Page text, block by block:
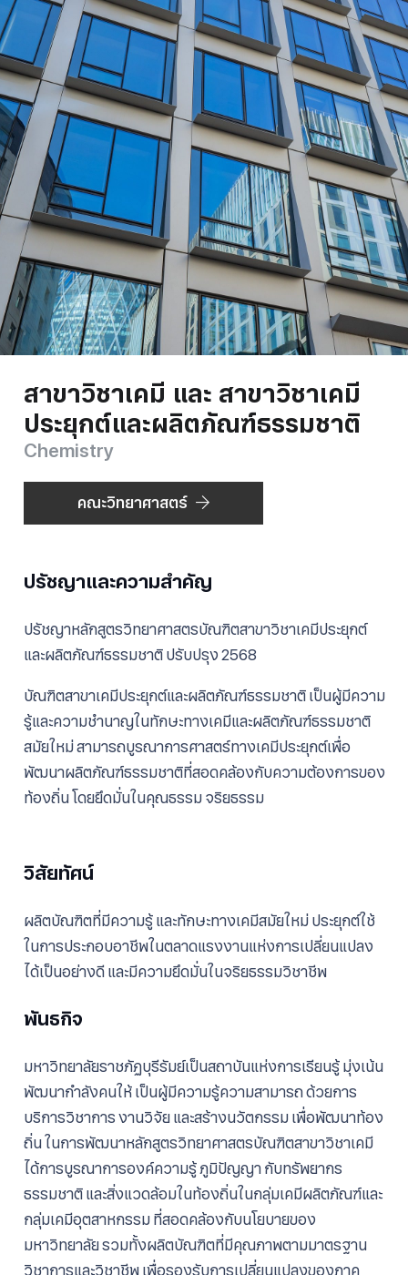
สาขาวิชาเคมี และ สาขาวิชาเคมี
ประยุกต์และผลิตภัณฑ์ธรรมชาติ
Chemistry
คณะวิทยาศาสตร์
ปรัชญาและความสำคัญ
ปรัชญาหลักสูตรวิทยาศาสตรบัณฑิตสาขาวิชาเคมีประยุกต์
และผลิตภัณฑ์ธรรมชาติ ปรับปรุง 2568
บัณฑิตสาขาเคมีประยุกต์และผลิตภัณฑ์ธรรมชาติ เป็นผู้มีความ
รู้และความชำนาญในทักษะทางเคมีและผลิตภัณฑ์ธรรมชาติ
สมัยใหม่ สามารถบูรณาการศาสตร์ทางเคมีประยุกต์เพื่อ
พัฒนาผลิตภัณฑ์ธรรมชาติที่สอดคล้องกับความต้องการของ
ท้องถิ่น โดยยึดมั่นในคุณธรรม จริยธรรม
วิสัยทัศน์
ผลิตบัณฑิตที่มีความรู้ และทักษะทางเคมีสมัยใหม่ ประยุกต์ใช้
ในการประกอบอาชีพในตลาดแรงงานแห่งการเปลี่ยนแปลง
ได้เป็นอย่างดี และมีความยึดมั่นในจริยธรรมวิชาชีพ
พันธกิจ
มหาวิทยาลัยราชภัฏบุรีรัมย์เป็นสถาบันแห่งการเรียนรู้ มุ่งเน้น
พัฒนากำลังคนให้ เป็นผู้มีความรู้ความสามารถ ด้วยการ
บริการวิชาการ งานวิจัย และสร้างนวัตกรรม เพื่อพัฒนาท้อง
ถิ่น ในการพัฒนาหลักสูตรวิทยาศาสตรบัณฑิตสาขาวิชาเคมี
ได้การบูรณาการองค์ความรู้ ภูมิปัญญา กับทรัพยากร
ธรรมชาติ และสิ่งแวดล้อมในท้องถิ่นในกลุ่มเคมีผลิตภัณฑ์และ
กลุ่มเคมีอุตสาหกรรม ที่สอดคล้องกับนโยบายของ
มหาวิทยาลัย รวมทั้งผลิตบัณฑิตที่มีคุณภาพตามมาตรฐาน
วิชาการและวิชาชีพ เพื่อรองรับการเปลี่ยนแปลงของภาค